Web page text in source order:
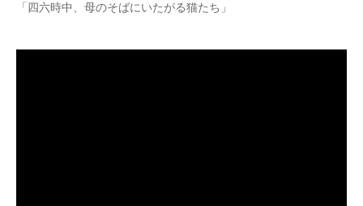
「四六時中、母のそばにいたがる猫たち」